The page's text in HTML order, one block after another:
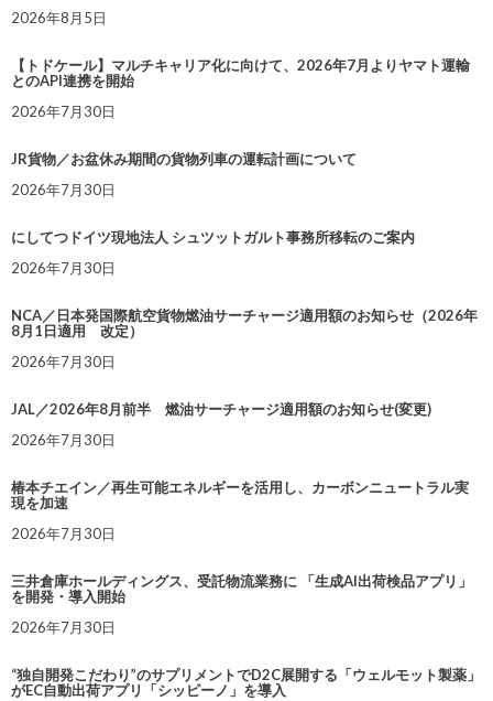
2026年8月5日
【トドケール】マルチキャリア化に向けて、2026年7月よりヤマト運輸
とのAPI連携を開始
2026年7月30日
JR貨物／お盆休み期間の貨物列車の運転計画について
2026年7月30日
にしてつドイツ現地法人 シュツットガルト事務所移転のご案内
2026年7月30日
NCA／日本発国際航空貨物燃油サーチャージ適用額のお知らせ（2026年
8月1日適用 改定）
2026年7月30日
JAL／2026年8月前半 燃油サーチャージ適用額のお知らせ(変更)
2026年7月30日
椿本チエイン／再生可能エネルギーを活用し、カーボンニュートラル実
現を加速
2026年7月30日
三井倉庫ホールディングス、受託物流業務に 「生成AI出荷検品アプリ」
を開発・導入開始
2026年7月30日
“独自開発こだわり”のサプリメントでD2C展開する「ウェルモット製薬」
がEC自動出荷アプリ「シッピーノ」を導入